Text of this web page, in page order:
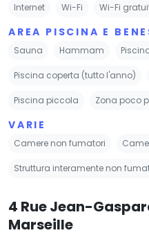
Internet Wi-Fi Wi-Fi
AREA PISCINA E
Sauna Hammam
Piscina coperta (tutto l'anno)
Piscina piccola Zona poco
VARIE
Camere non fumatori
Struttura interamente non
4 Rue Jean-
Marseille